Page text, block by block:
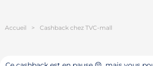
Accueil > Cashback chez TVC-mall